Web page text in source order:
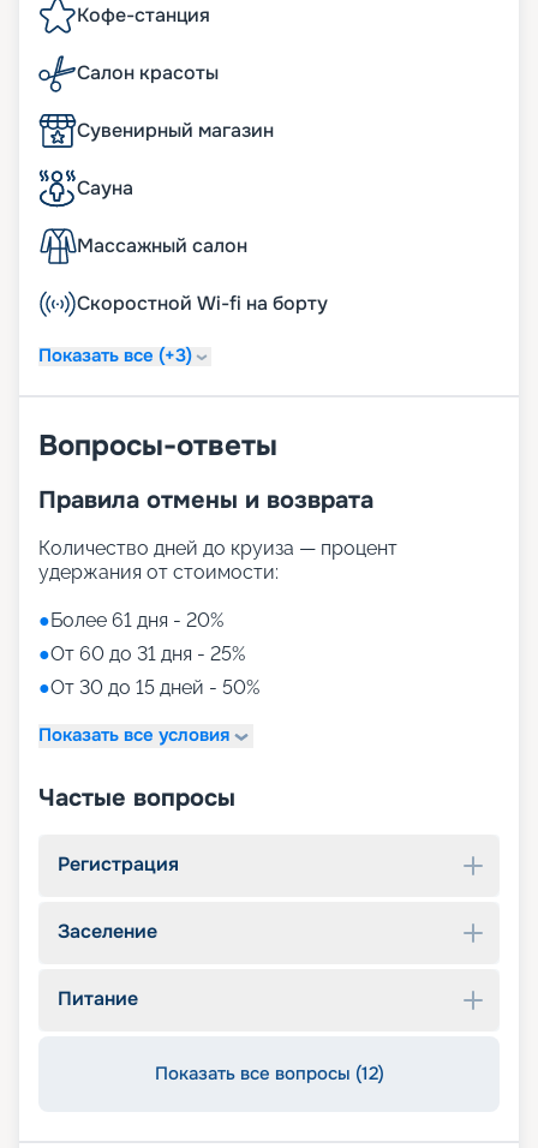
Кофе-станция
Салон красоты
Сувенирный магазин
Сауна
Массажный салон
Скоростной Wi-fi на борту
Показать все (+3)
Вопросы-ответы
Правила отмены и возврата
Количество дней до круиза — процент
удержания от стоимости:
●Более 61 дня - 20%
●От 60 до 31 дня - 25%
●От 30 до 15 дней - 50%
Показать все условия
Частые вопросы
Регистрация
Заселение
Питание
Показать все вопросы (12)